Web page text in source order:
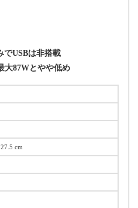
でUSBは非搭載
大87Wとやや低め
cm